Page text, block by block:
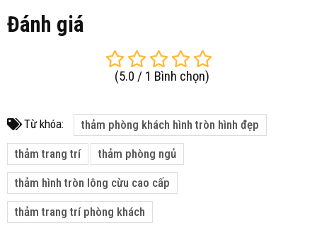
Đánh giá
(5.0 / 1 Bình chọn)
Từ khóa: thảm phòng khách hình tròn hình đẹp
thảm trang trí thảm phòng ngủ
thảm hình tròn lông cừu cao cấp
thảm trang trí phòng khách